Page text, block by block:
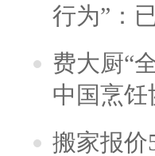
行为”：
费大厨“
中国烹饪
搬家报价